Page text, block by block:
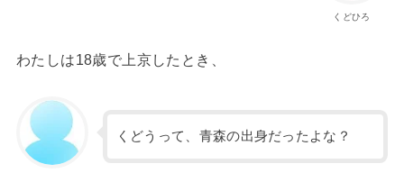
くどひろ
わたしは18歳で上京したとき、
くどうって、青森の出身だったよな？